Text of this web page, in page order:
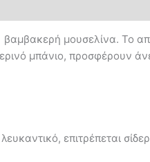
μουσελίνα. Το
μπάνιο, προσφέρουν
επιτρέπεται